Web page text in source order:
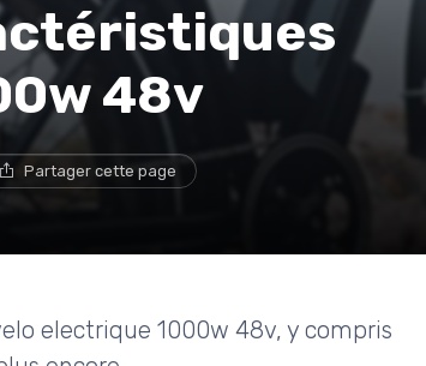
48v
Partager cette page
electrique 1000w 48v, y compris